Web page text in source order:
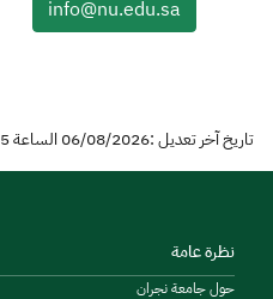
info@nu.edu.sa
تاريخ آخر تعديل :06/08/2026 الساعة 09:55 مساءً
نظرة عامة
حول جامعة نجران